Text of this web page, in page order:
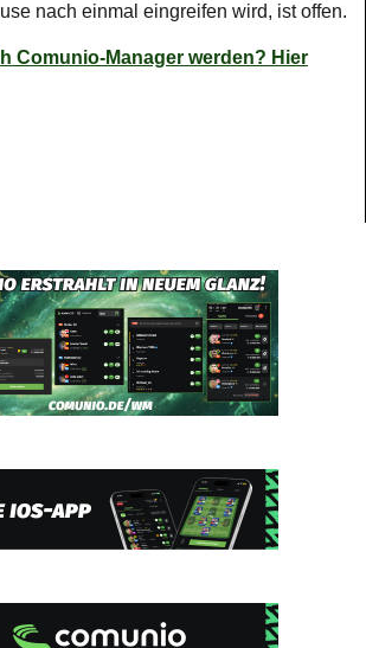
nach einmal eingreifen wird, ist offen.
Comunio-Manager werden? Hier